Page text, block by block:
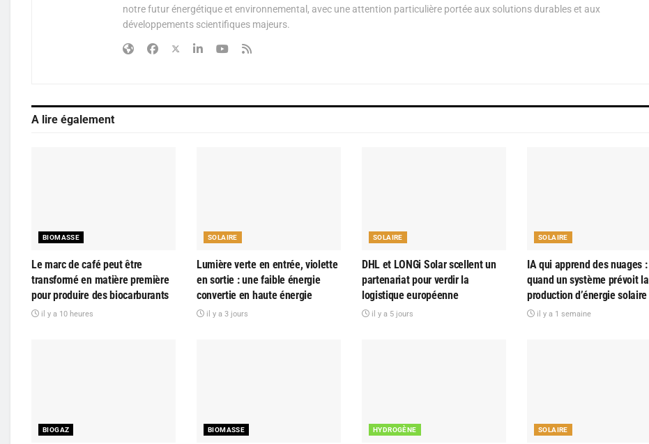
notre futur énergétique et environnemental, avec une attention particulière portée aux solutions durables et aux
développements scientifiques majeurs.
A lire également
BIOMASSE
Le marc de café peut être
transformé en matière première
pour produire des biocarburants
il y a 10 heures
SOLAIRE
Lumière verte en entrée, violette
en sortie : une faible énergie
convertie en haute énergie
il y a 3 jours
SOLAIRE
DHL et LONGi Solar scellent un
partenariat pour verdir la
logistique européenne
il y a 5 jours
SOLAIRE
IA qui apprend des nuages :
quand un système prévoit la
production d’énergie solaire
il y a 1 semaine
BIOGAZ BIOMASSE HYDROGÈNE SOLAIRE